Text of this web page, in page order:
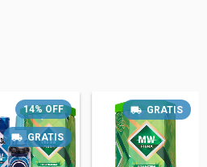
14% OFF
GRATIS
GRATIS